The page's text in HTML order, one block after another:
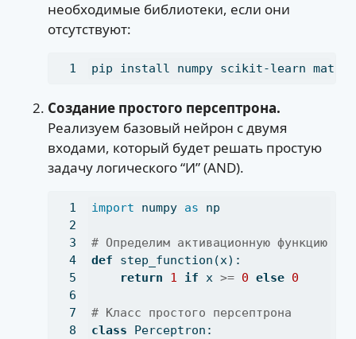
необходимые библиотеки, если они
отсутствуют:
pip install numpy scikit-learn
Создание простого персептрона.
Реализуем базовый нейрон с двумя
входами, который будет решать простую
задачу логического “И” (AND).
import numpy as np
# Определим активационную функцию
def step_function(x):
return
1 if x >= 0 else 0
# Класс простого персептрона
class Perceptron: